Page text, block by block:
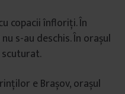
copacii înfloriți. În
s-au deschis. În orașul
e Brașov, orașul